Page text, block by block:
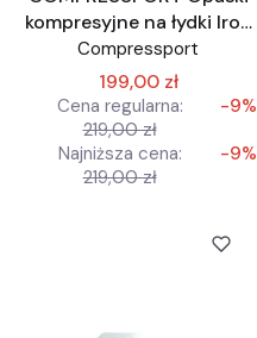
kompresyjne na łydki Iron
Man IronMan edycja
limitowana IronMan
Compressport
199,00 zł
Cena regularna:
219,00 zł
-9%
Najniższa cena:
219,00 zł
-9%